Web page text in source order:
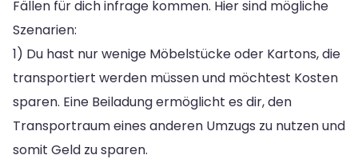
Fällen für dich infrage kommen. Hier sind mögliche
Szenarien:
1) Du hast nur wenige Möbelstücke oder Kartons, die
transportiert werden müssen und möchtest Kosten
sparen. Eine Beiladung ermöglicht es dir, den
Transportraum eines anderen Umzugs zu nutzen und
somit Geld zu sparen.